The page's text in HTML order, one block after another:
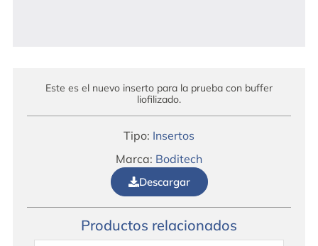
Este es el nuevo inserto para la prueba con buffer
liofilizado.
Tipo: Insertos
Marca: Boditech
Descargar
Productos relacionados